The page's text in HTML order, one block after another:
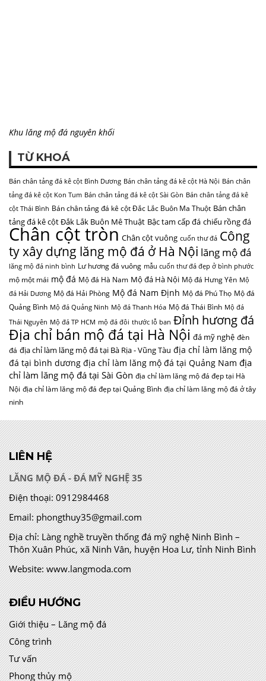
Khu lăng mộ đá nguyên khối
TỪ KHOÁ
Bán chân tảng đá kê cột Bình Dương Bán chân tảng đá kê cột Hà Nội Bán chân
tảng đá kê cột Kon Tum Bán chân tảng đá kê cột Sài Gòn Bán chân tảng đá kê
cột Thái Bình Bán chân tảng đá kê cột Đắc Lắc Buôn Ma Thuột Bán chân
tảng đá kê cột Đắk Lắk Buôn Mê Thuật Bậc tam cấp đá chiếu rồng đá
Chân cột tròn Chân cột vuông cuốn thư đá Công
ty xây dựng lăng mộ đá ở Hà Nội lăng mộ đá
lăng mộ đá ninh bình Lư hương đá vuông mẫu cuốn thư đá đẹp ở bình phước
mộ một mái mộ đá Mộ đá Hà Nam Mộ đá Hà Nội Mộ đá Hưng Yên Mộ
đá Hải Dương Mộ đá Hải Phòng Mộ đá Nam Định Mộ đá Phú Thọ Mộ đá
Quảng Bình Mộ đá Quảng Ninh Mộ đá Thanh Hóa Mộ đá Thái Bình Mộ đá
Thái Nguyên Mộ đá TP HCM mộ đá đôi thước lỗ ban Đỉnh hương đá
Địa chỉ bán mộ đá tại Hà Nội đá mỹ nghệ đèn
đá địa chỉ làm lăng mộ đá tại Bà Rịa - Vũng Tàu địa chỉ làm lăng mộ
đá tại bình dương địa chỉ làm lăng mộ đá tại Quảng Nam địa
chỉ làm lăng mộ đá tại Sài Gòn địa chỉ làm lăng mộ đá đẹp tại Hà
Nội địa chỉ làm lăng mộ đá đẹp tại Quảng Bình địa chỉ làm lăng mộ đá ở tây
ninh
LIÊN HỆ
LĂNG MỘ ĐÁ - ĐÁ MỸ NGHỆ 35
Điện thoại: 0912984468
Email: phongthuy35@gmail.com
Địa chỉ:Làng nghề truyền thống đá mỹ nghệ Ninh Bình –
Thôn Xuân Phúc, xã Ninh Vân, huyện Hoa Lư, tỉnh Ninh Bình
Website: www.langmoda.com
ĐIỀU HƯỚNG
Giới thiệu – Lăng mộ đá
Công trình
Tư vấn
Phong thủy mộ